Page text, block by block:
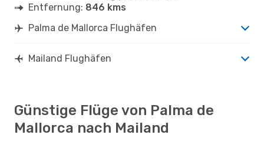
Entfernung: 846 kms
Palma de Mallorca Flughäfen
Mailand Flughäfen
Günstige Flüge von Palma de
Mallorca nach Mailand